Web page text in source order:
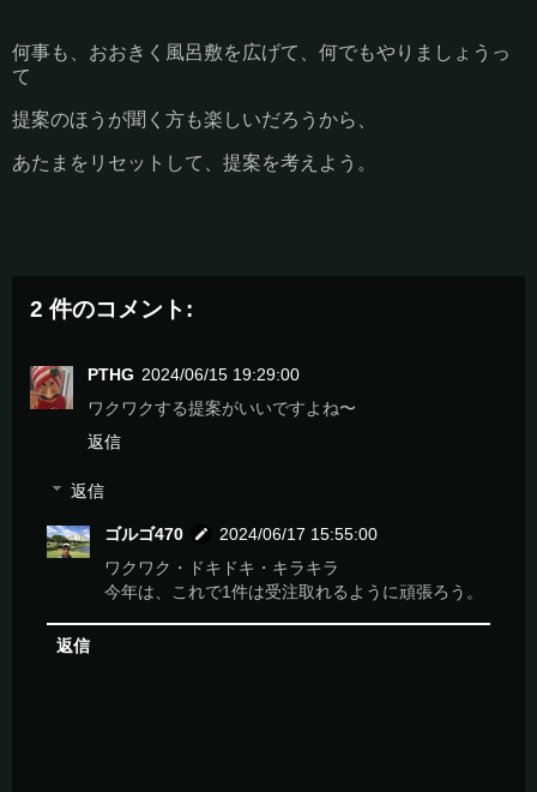
何事も、おおきく風呂敷を広げて、何でもやりましょうっ
て
提案のほうが聞く方も楽しいだろうから、
あたまをリセットして、提案を考えよう。
2 件のコメント:
PTHG 2024/06/15 19:29:00
ワクワクする提案がいいですよね〜
返信
返信
ゴルゴ470
2024/06/17 15:55:00
ワクワク・ドキドキ・キラキラ
今年は、これで1件は受注取れるように頑張ろう。
返信